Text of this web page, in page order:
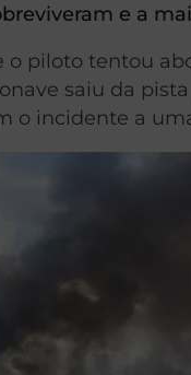
e a
o piloto tentou
saiu da
o incidente a